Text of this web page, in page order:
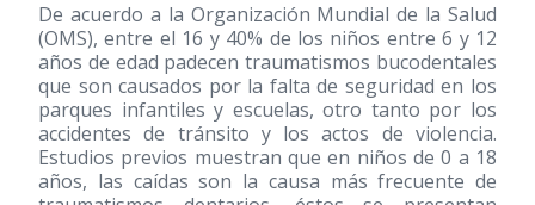
De acuerdo a la Organización Mundial de la Salud
(OMS), entre el 16 y 40% de los niños entre 6 y 12
años de edad padecen traumatismos bucodentales
que son causados por la falta de seguridad en los
parques infantiles y escuelas, otro tanto por los
accidentes de tránsito y los actos de violencia.
Estudios previos muestran que en niños de 0 a 18
años, las caídas son la causa más frecuente de